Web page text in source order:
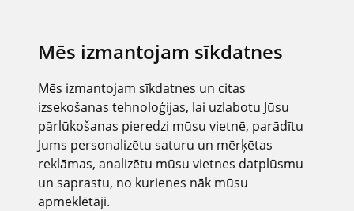
Mēs izmantojam sīkdatnes
Mēs izmantojam sīkdatnes un citas
izsekošanas tehnoloģijas, lai uzlabotu Jūsu
pārlūkošanas pieredzi mūsu vietnē, parādītu
Jums personalizētu saturu un mērķētas
reklāmas, analizētu mūsu vietnes datplūsmu
un saprastu, no kurienes nāk mūsu
apmeklētāji.